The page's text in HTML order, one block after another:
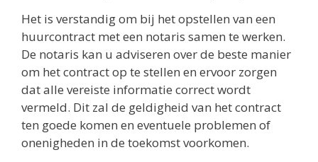
Het is verstandig om bij het opstellen van een
huurcontract met een notaris samen te werken.
De notaris kan u adviseren over de beste manier
om het contract op te stellen en ervoor zorgen
dat alle vereiste informatie correct wordt
vermeld. Dit zal de geldigheid van het contract
ten goede komen en eventuele problemen of
onenigheden in de toekomst voorkomen.